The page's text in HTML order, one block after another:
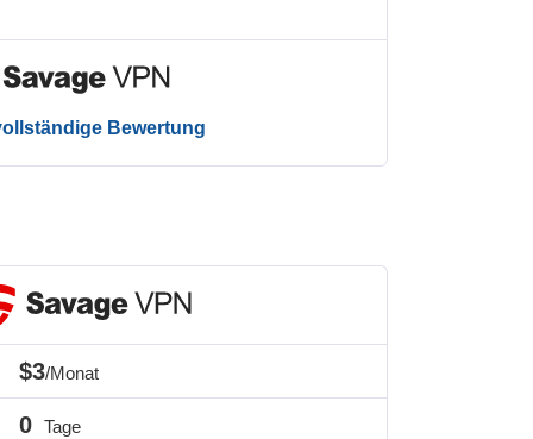
Bewertung
$3/Monat
0 Tage